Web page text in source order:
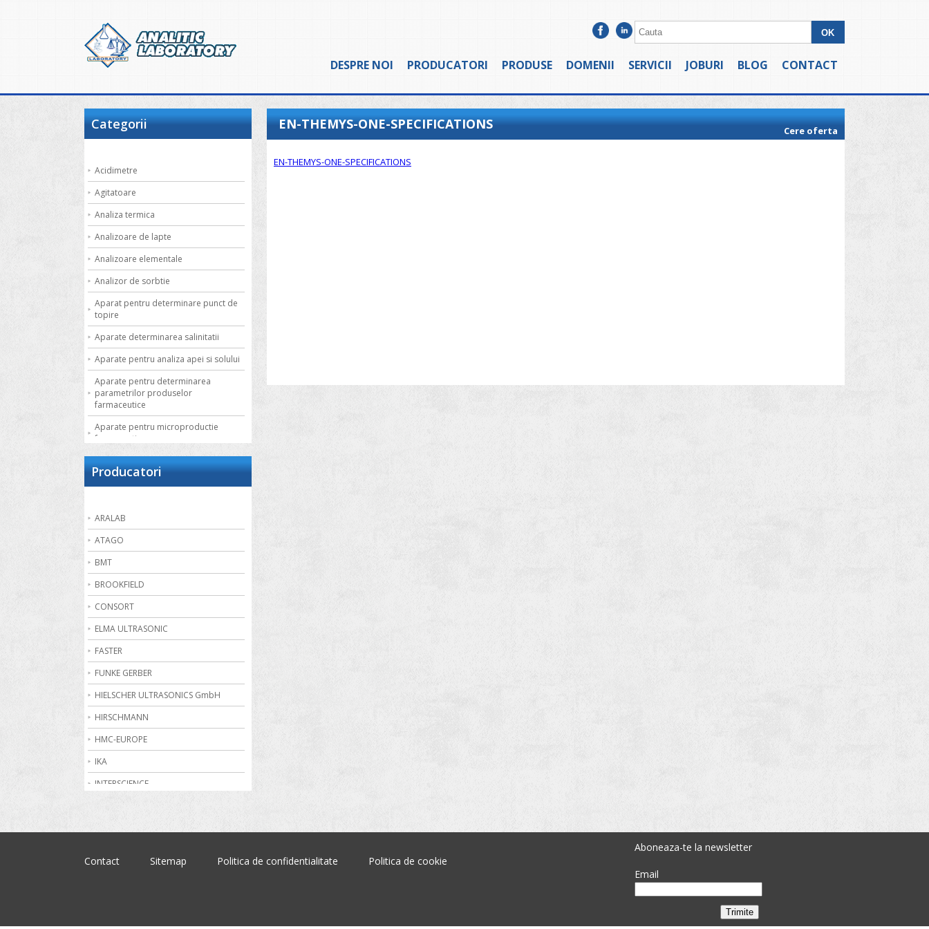
DESPRE NOI PRODUCATORI PRODUSE DOMENII SERVICII JOBURI BLOG CONTACT
Categorii
Acidimetre
Agitatoare
Analiza termica
Analizoare de lapte
Analizoare elementale
Analizor de sorbtie
Aparat pentru determinare punct de
topire
Aparate determinarea salinitatii
Aparate pentru analiza apei si solului
Aparate pentru determinarea
parametrilor produselor
farmaceutice
Aparate pentru microproductie
farmaceutica
Bai termostatate cu circulatie externa
Bai termostatate pentru aplicatii
speciale
Bai ultrasonice
Balante
Becuri de gaz
Bioreactoare
Biurete digitale
Calorimetrie
Camere climatice
Cantare electronice industriale
Centrifuge de laborator
Conductometre
Producatori
ARALAB
ATAGO
BMT
BROOKFIELD
CONSORT
ELMA ULTRASONIC
FASTER
FUNKE GERBER
HIELSCHER ULTRASONICS GmbH
HIRSCHMANN
HMC-EUROPE
IKA
INTERSCIENCE
EN-THEMYS-ONE-SPECIFICATIONS Cere oferta
EN-THEMYS-ONE-SPECIFICATIONS
Contact Sitemap Politica de confidentialitate Politica de cookie
Aboneaza-te la newsletter
Email